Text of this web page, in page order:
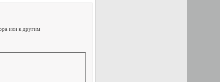
или к другим